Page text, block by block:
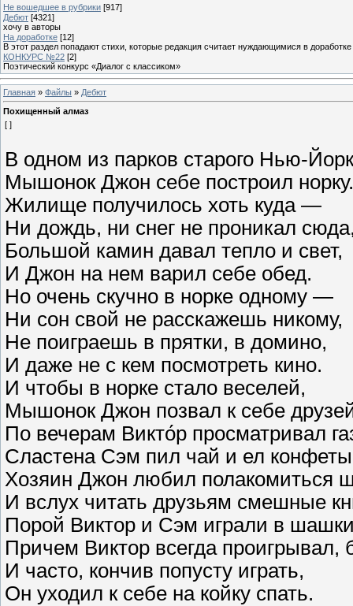
Не вошедшее в рубрики [917]
Дебют [4321]
хочу в авторы
На доработке [12]
В этот раздел попадают стихи, которые редакция считает нуждающимися в доработке
КОНКУРС №22 [2]
Поэтический конкурс «Диалог с классиком»
Главная » Файлы » Дебют
Похищенный алмаз
[ ]
В одном из парков старого Нью-
Мышонок Джон себе построил норку.
Жилище получилось хоть куда —
Ни дождь, ни снег не проникал
Большой камин давал тепло и свет,
И Джон на нем варил себе обед.
Но очень скучно в норке одному —
Ни сон свой не расскажешь никому,
Не поиграешь в прятки, в домино,
И даже не с кем посмотреть кино.
И чтобы в норке стало веселей,
Мышонок Джон позвал к себе
По вечерам Викто́р просматривал
Сластена Сэм пил чай и ел
Хозяин Джон любил полакомиться
И вслух читать друзьям смешные
Порой Виктор и Сэм играли в
Причем Виктор всегда проигрывал,
И часто, кончив попусту играть,
Он уходил к себе на койку спать.